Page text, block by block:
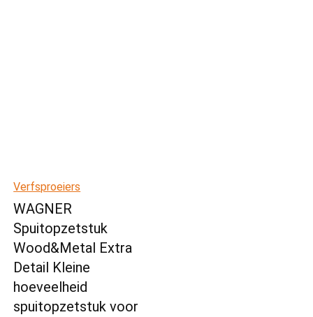
Verfsproeiers
WAGNER
Spuitopzetstuk
Wood&Metal Extra
Detail Kleine
hoeveelheid
spuitopzetstuk voor